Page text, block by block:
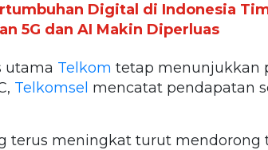
Digital di Indonesia
5G dan AI Makin Diperluas
utama Telkom tetap menunjukkan
Telkomsel mencatat pendapatan
terus meningkat turut mendorong